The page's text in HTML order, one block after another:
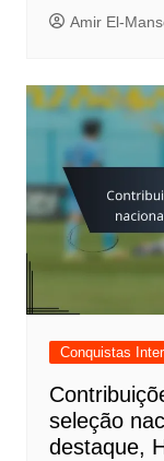
Amir El-
Conquistas
seleção
destaque,